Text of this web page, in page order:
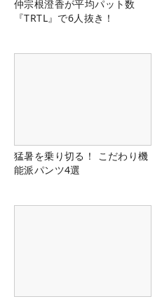
仲宗根澄香が平均パット数
『TRTL』で6人抜き！
猛暑を乗り切る！ こだわり機
能派パンツ4選